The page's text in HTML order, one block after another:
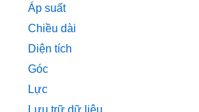
Áp suất
Chiều dài
Diện tích
Góc
Lực